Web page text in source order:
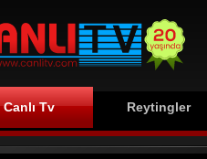
Canlı Tv Reytingler